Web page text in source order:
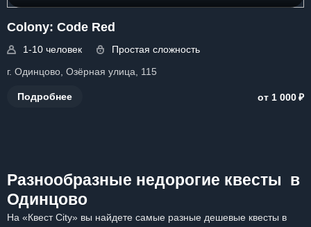
Colony: Code Red
1-10 человек
Простая сложность
г. Одинцово, Озёрная улица, 115
Подробнее от 1 000₽
Разнообразные недорогие квесты в
Одинцово
На «Квест City» вы найдете самые разные дешевые квесты в